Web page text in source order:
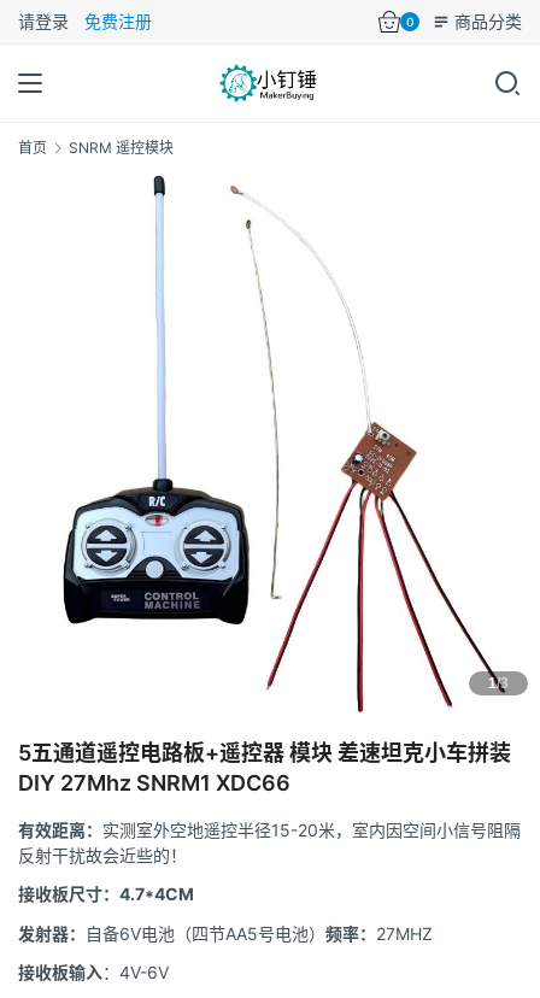
请登录 免费注册 0 商品分类
首页 SNRM 遥控模块
1/3
5五通道遥控电路板+遥控器 模块 差速坦克小车拼装
DIY 27Mhz SNRM1 XDC66
有效距离： 实测室外空地遥控半径15-20米，室内因空间小信号阻隔
反射干扰故会近些的！
接收板尺寸：4.7*4CM
发射器：
自备6V电池（四节AA5号电池） 频率： 27MHZ
接收板输入：4V-6V